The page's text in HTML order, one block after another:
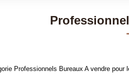
Professionnels Bureaux A vendre